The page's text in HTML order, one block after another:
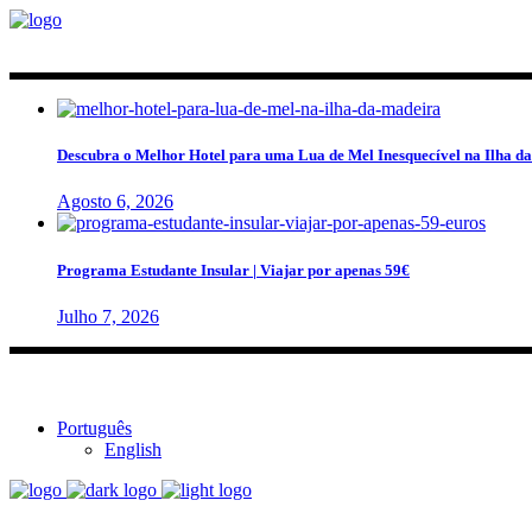
Descubra o Melhor Hotel para uma Lua de Mel Inesquecível na Ilha
Agosto 6, 2026
Programa Estudante Insular | Viajar por apenas 59€
Julho 7, 2026
Português
English